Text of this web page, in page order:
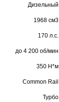
Дизельный
1968 см3
170 л.с.
до 4 200 об/мин
350 Н*м
Common Rail
Турбо